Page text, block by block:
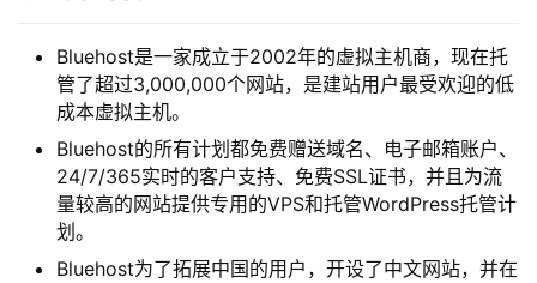
Bluehost是一家成立于2002年的虚拟主机商，现在托
管了超过3,000,000个网站，是建站用户最受欢迎的低
成本虚拟主机。
Bluehost的所有计划都免费赠送域名、电子邮箱账户、
24/7/365实时的客户支持、免费SSL证书，并且为流
量较高的网站提供专用的VPS和托管WordPress托管计
划。
Bluehost为了拓展中国的用户，开设了中文网站，并在